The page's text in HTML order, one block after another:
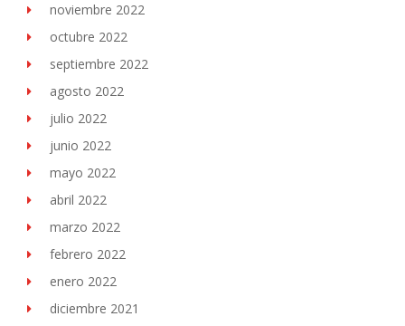
noviembre 2022
octubre 2022
septiembre 2022
agosto 2022
julio 2022
junio 2022
mayo 2022
abril 2022
marzo 2022
febrero 2022
enero 2022
diciembre 2021